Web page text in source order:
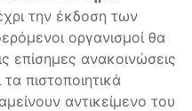
την έκδοση των
οργανισμοί θα
επίσημες ανακοινώσεις
πιστοποιητικά
αντικείμενο του